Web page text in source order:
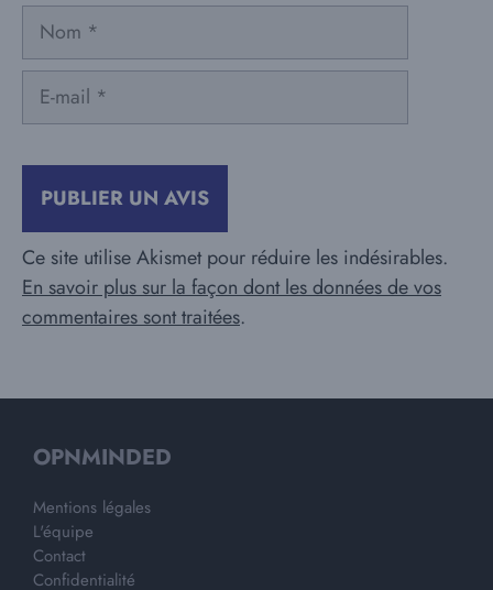
Nom
Ce site utilise Akismet pour réduire les indésirables.
En savoir plus sur la façon dont les données de vos
commentaires sont traitées.
OPNMINDED
Mentions légales
L'équipe
Contact
Confidentialité